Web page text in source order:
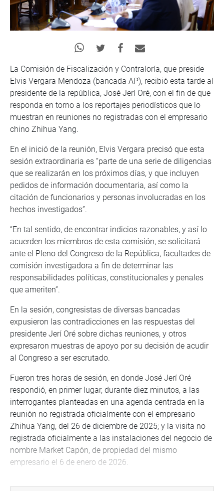
La Comisión de Fiscalización y Contraloría, que preside
Elvis Vergara Mendoza (bancada AP), recibió esta tarde al
presidente de la república, José Jerí Oré, con el fin de que
responda en torno a los reportajes periodísticos que lo
muestran en reuniones no registradas con el empresario
chino Zhihua Yang.
En el inició de la reunión, Elvis Vergara precisó que esta
sesión extraordinaria es “parte de una serie de diligencias
que se realizarán en los próximos días, y que incluyen
pedidos de información documentaria, así como la
citación de funcionarios y personas involucradas en los
hechos investigados”.
“En tal sentido, de encontrar indicios razonables, y así lo
acuerden los miembros de esta comisión, se solicitará
ante el Pleno del Congreso de la República, facultades de
comisión investigadora a fin de determinar las
responsabilidades políticas, constitucionales y penales
que ameriten”.
En la sesión, congresistas de diversas bancadas
expusieron las contradicciones en las respuestas del
presidente Jerí Oré sobre dichas reuniones, y otros
expresaron muestras de apoyo por su decisión de acudir
al Congreso a ser escrutado.
Fueron tres horas de sesión, en donde José Jerí Oré
respondió, en primer lugar, durante diez minutos, a las
interrogantes planteadas en una agenda centrada en la
reunión no registrada oficialmente con el empresario
Zhihua Yang, del 26 de diciembre de 2025; y la visita no
registrada oficialmente a las instalaciones del negocio de
nombre Market Capón, de propiedad del mismo
empresario el 6 de enero de 2026.